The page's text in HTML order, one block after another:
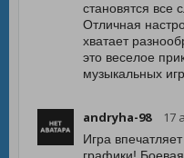
становятся все
Отличная
хватает
это веселое
музыкальных
andryha-98 17
Игра